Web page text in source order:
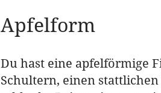
Apfelform
Du hast eine apfelförmige
Schultern, einen